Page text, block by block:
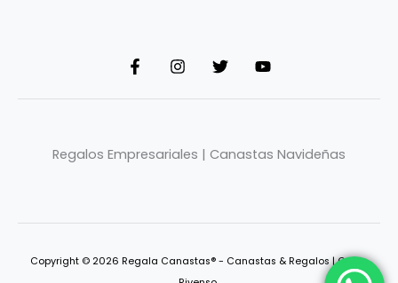
Regalos Empresariales | Canastas Navideñas
Copyright © 2026 Regala Canastas® - Canastas & Regalos |Grupo